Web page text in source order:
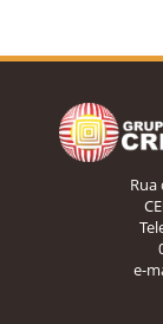
Rua
e-